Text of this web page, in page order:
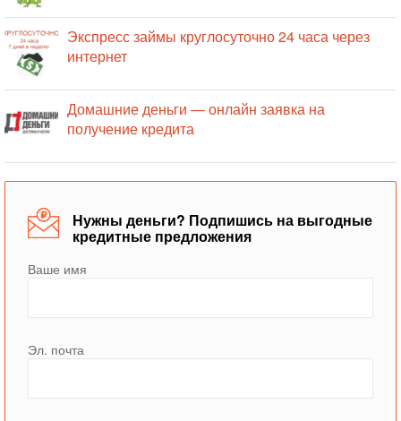
Экспресс займы круглосуточно 24 часа через
интернет
Домашние деньги — онлайн заявка на
получение кредита
Нужны деньги? Подпишись на выгодные
кредитные предложения
Ваше имя
Эл. почта